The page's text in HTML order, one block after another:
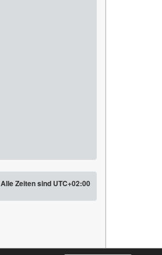
Alle Zeiten sind UTC+02:00